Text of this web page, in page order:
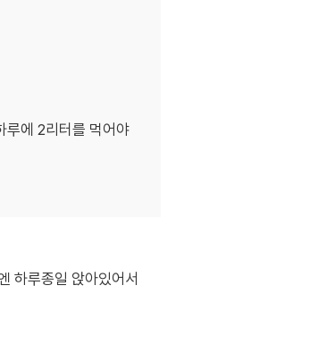
루에 2리터를 먹어야
하루종일 앉아있어서